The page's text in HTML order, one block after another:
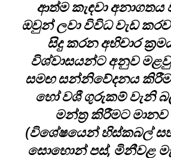
ආත්ම කැඳවා
ඔවුන් ලවා විවිධ වැඩ
සිදු කරන අභිචාර
විශ්වාසයන්ට අනුව
සමඟ සන්නිවේදනය
හෝ වශී ගුරුකම් වැනි
මන්ත්‍ර කිරීමට
(විශේෂයෙන් හිස්කබල්
සොහොන් පස්, මිනීවළ